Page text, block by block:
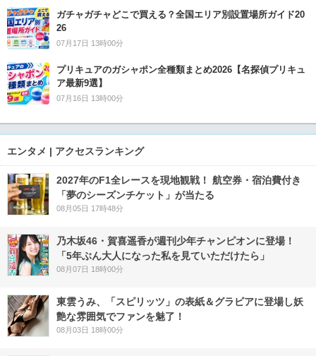
ガチャガチャどこで買える？全国エリア別設置場所ガイド20
26
07月17日 13時00分
プリキュアのガシャポン全種類まとめ2026【名探偵プリキュ
ア最新9選】
07月16日 13時00分
エンタメ | アクセスランキング
2027年のF1全レースを現地観戦！ 航空券・宿泊費付き
「夢のシーズンチケット」が当たる
08月05日 17時48分
乃木坂46・賀喜遥香が週刊少年チャンピオンに登場！
「5年ぶん大人になった私を見ていただけたら」
08月07日 18時00分
東雲うみ、「スピリッツ」の表紙＆グラビアに登場し妖
艶な雰囲気でファンを魅了！
08月03日 18時00分